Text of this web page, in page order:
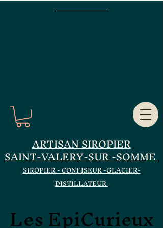
ARTISAN SIROPIER
SAINT-VALERY-SUR -SOMME
SIROPIER - CONFISEUR -GLACIER-
DISTILLATEUR
Les EpiCurieux
Les EpiCurieux